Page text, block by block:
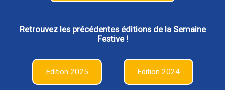
Retrouvez les précédentes éditions de la Semaine
Festive !
Edition 2025 Edition 2024